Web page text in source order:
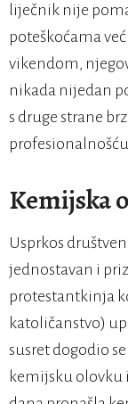
liječnik nije
poteškoćama
vikendom,
nikada nijedan
s druge strane
Kemijska
Usprkos
jednostavan i
protestantkinja
katoličanstvo)
susret dogodio
kemijsku olovku